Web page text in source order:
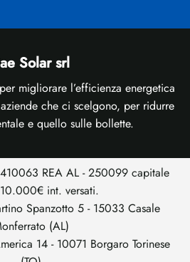
Solar srl
migliorare l’efficienza energetica
che ci scelgono, per ridurre
e quello sulle bollette.
REA AL - 250099 capitale
int. versati.
Spanzotto 5 - 15033 Casale
(AL)
14 - 10071 Borgaro Torinese